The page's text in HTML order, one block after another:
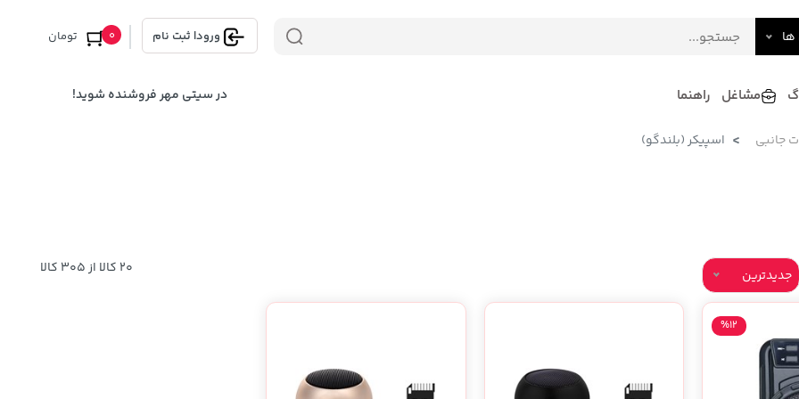
ورود| ثبت نام تومان 0
مشاغل راهنما در سیتی مهر فروشنده شوید!
جانبی اسپیکر (بلندگو)
جدیدترین 20 کالا از 305 کالا
%12